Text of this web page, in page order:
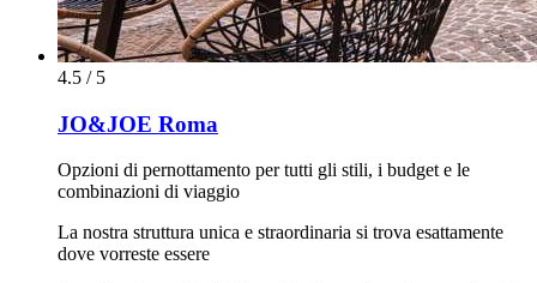
4.5 / 5
JO&JOE Roma
Opzioni di pernottamento per tutti gli stili, i budget e le
combinazioni di viaggio
La nostra struttura unica e straordinaria si trova esattamente
dove vorreste essere